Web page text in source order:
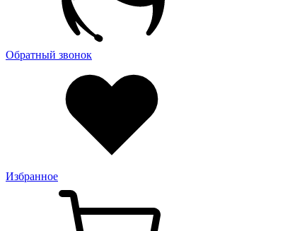
Обратный звонок
Избранное